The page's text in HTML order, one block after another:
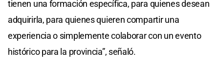
tienen una formación específica, para quienes desean
adquirirla, para quienes quieren compartir una
experiencia o simplemente colaborar con un evento
histórico para la provincia”, señaló.